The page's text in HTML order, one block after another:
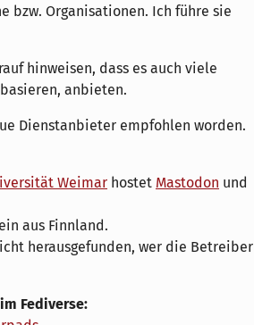
bzw. Organisationen. Ich führe sie
hinweisen, dass es auch viele
basieren, anbieten.
Dienstanbieter empfohlen worden.
Weimar hostet Mastodon und
aus Finnland.
herausgefunden, wer die Betreiber
Fediverse: